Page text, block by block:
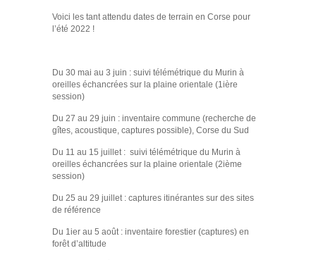
Voici les tant attendu dates de terrain en Corse pour
l’été 2022 !
Du 30 mai au 3 juin : suivi télémétrique du Murin à
oreilles échancrées sur la plaine orientale (1ière
session)
Du 27 au 29 juin : inventaire commune (recherche de
gîtes, acoustique, captures possible), Corse du Sud
Du 11 au 15 juillet : suivi télémétrique du Murin à
oreilles échancrées sur la plaine orientale (2ième
session)
Du 25 au 29 juillet : captures itinérantes sur des sites
de référence
Du 1ier au 5 août : inventaire forestier (captures) en
forêt d’altitude